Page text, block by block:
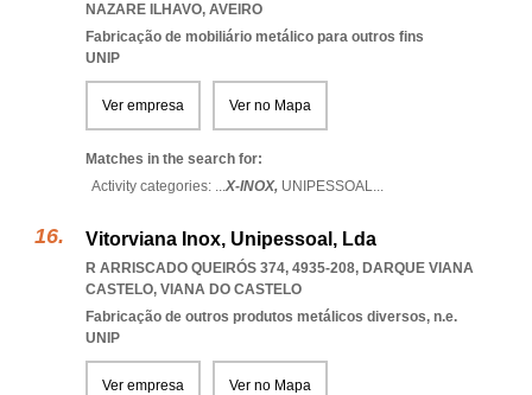
NAZARE ILHAVO, AVEIRO
Fabricação de mobiliário metálico para outros fins
UNIP
Ver empresa Ver no Mapa
Matches in the search for:
Activity categories: ...X-INOX, UNIPESSOAL...
Vitorviana Inox, Unipessoal, Lda
R ARRISCADO QUEIRÓS 374, 4935-208, DARQUE VIANA
CASTELO, VIANA DO CASTELO
Fabricação de outros produtos metálicos diversos, n.e.
UNIP
Ver empresa Ver no Mapa